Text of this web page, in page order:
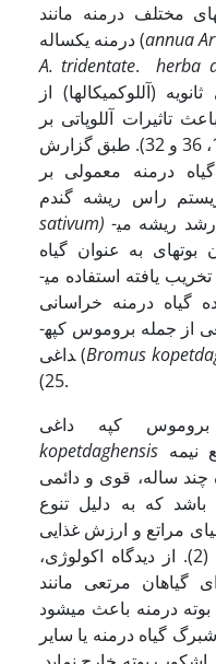
مختلف درمنه مانند
درمنه یک­ساله (annua­
A. tridentate.herba
(آللوکمیکال­ها) از
تاثیرات آللوپاتی بر
گیاهان مجاور می شوند (16، 36 و 32). طبق گزارشMu و
بر
sativum) ریشه می­
به عنوان گیاه
یافته استفاده می­
گیاه درمنه خراسانی
از جمله بروموس کپه­
داغی (Bromus
25).
kopetdaghensis نیمه
چند ساله، قوی و دائمی
که به دلیل تنوع
مراتع و ارزش غذایی
زیاد مورد توجه بسیار قرار دارد (2). از دیدگاه اکولوژی،
گیاهان مرتعی مانند
درمنه باعث می­شود
گیاه درمنه یا سایر